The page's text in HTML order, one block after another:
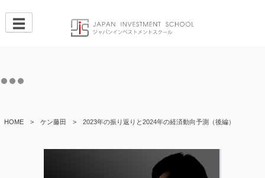
Skip
to
HOME > ケン藤田 > 2023年の振り返りと2024年の経済動向予測（後編）